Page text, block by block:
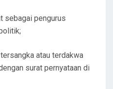
sebagai pengurus
atau terdakwa
surat pernyataan di